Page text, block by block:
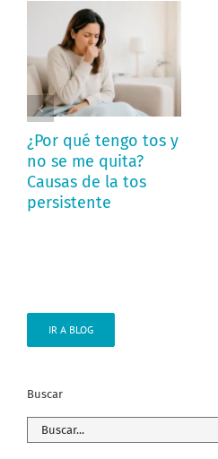
¿Por qué tengo tos y
no se me quita?
Causas de la tos
persistente
IR A BLOG
Buscar
Buscar: